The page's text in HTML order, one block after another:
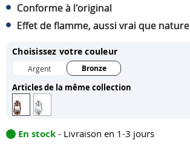
Conforme à l'original
Effet de flamme, aussi vrai que nature
Choisissez votre couleur
Argent Bronze
Articles de la même collection
En stock - Livraison en 1-3 jours